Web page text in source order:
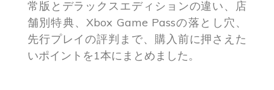
常版とデラックスエディションの違い、店
舗別特典、Xbox Game Passの落とし穴、
先行プレイの評判まで、購入前に押さえた
いポイントを1本にまとめました。